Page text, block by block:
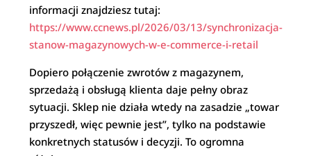
informacji znajdziesz tutaj:
https://www.ccnews.pl/2026/03/13/synchronizacja-
stanow-magazynowych-w-e-commerce-i-retail
Dopiero połączenie zwrotów z magazynem,
sprzedażą i obsługą klienta daje pełny obraz
sytuacji. Sklep nie działa wtedy na zasadzie „towar
przyszedł, więc pewnie jest”, tylko na podstawie
konkretnych statusów i decyzji. To ogromna